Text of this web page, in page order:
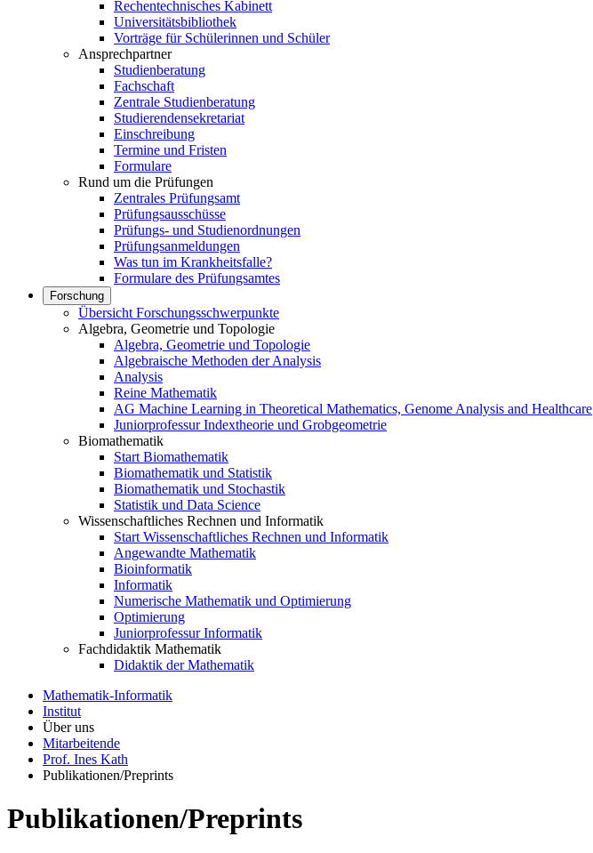
Rechentechnisches Kabinett
Universitätsbibliothek
Vorträge für Schülerinnen und Schüler
Ansprechpartner
Studienberatung
Fachschaft
Zentrale Studienberatung
Studierendensekretariat
Einschreibung
Termine und Fristen
Formulare
Rund um die Prüfungen
Zentrales Prüfungsamt
Prüfungsausschüsse
Prüfungs- und Studienordnungen
Prüfungsanmeldungen
Was tun im Krankheitsfalle?
Formulare des Prüfungsamtes
Forschung
Übersicht Forschungsschwerpunkte
Algebra, Geometrie und Topologie
Algebra, Geometrie und Topologie
Algebraische Methoden der Analysis
Analysis
Reine Mathematik
AG Machine Learning in Theoretical Mathematics, Genome Analysis and Healthcare
Juniorprofessur Indextheorie und Grobgeometrie
Biomathematik
Start Biomathematik
Biomathematik und Statistik
Biomathematik und Stochastik
Statistik und Data Science
Wissenschaftliches Rechnen und Informatik
Start Wissenschaftliches Rechnen und Informatik
Angewandte Mathematik
Bioinformatik
Informatik
Numerische Mathematik und Optimierung
Optimierung
Juniorprofessur Informatik
Fachdidaktik Mathematik
Didaktik der Mathematik
Mathematik-Informatik
Institut
Über uns
Mitarbeitende
Prof. Ines Kath
Publikationen/Preprints
Publikationen/Preprints